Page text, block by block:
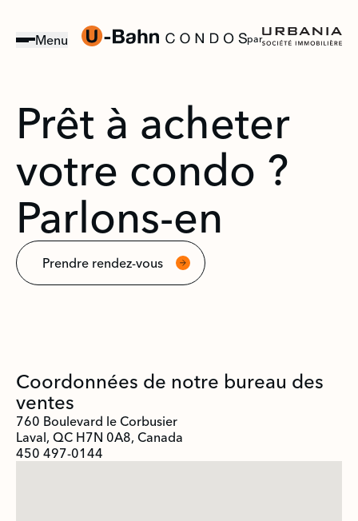
par
Menu
Prêt à acheter
votre condo ?
Parlons-en
Prendre rendez-vous
Coordonnées de notre bureau des
ventes
760 Boulevard le Corbusier
Laval, QC H7N 0A8, Canada
450 497-0144